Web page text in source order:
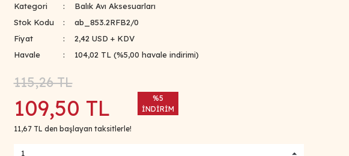
Kategori
Balık Avı Aksesuarları
Stok Kodu
ab_853.2RFB2/0
Fiyat
2,42 USD + KDV
Havale
104,02 TL (%5,00 havale indirimi)
115,26 TL
109,50 TL
11,67 TL den başlayan taksitlerle!
%5
İNDİRİM